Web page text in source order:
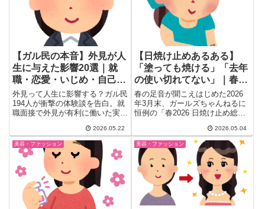
【ガル民の本音】外見が人
生に与えた影響20選｜就
職・恋愛・いじめ・自己肯
定感のリアル
外見って人生に影響する？ガル民
194人が衝撃の体験談を告白。就
職面接で外見が有利に働いた実
代のルッキズムいじめ体験、ダイ
エットで人生が激変した話まで。
30〜50代女性のリアルな声20選
をまとめました。
2026.05.22
【日焼け止めあるある】
「塗っても焼ける」「去年
の使い切れてない」｜春
2026・結局アネッサ最強
説とクレンジング地獄
春の足音が聞こえはじめた2026
年3月末、ガールズちゃんねるに
恒例の「春2026 日焼け止め総
2026.05.04
美容・ファッション 美容・ファッション